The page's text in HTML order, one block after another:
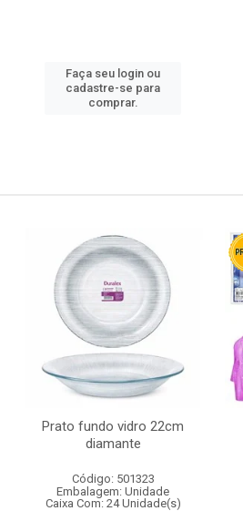
Faça seu login ou
cadastre-se para
comprar.
Prato fundo vidro 22cm
diamante
Código: 501323
Embalagem: Unidade
Caixa Com: 24 Unidade(s)